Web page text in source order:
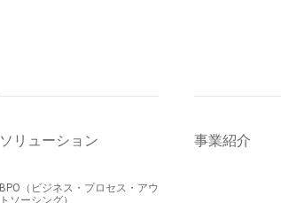
ソリューション
BPO（ビジネス・プロセス・アウ
トソーシング）
事業紹介